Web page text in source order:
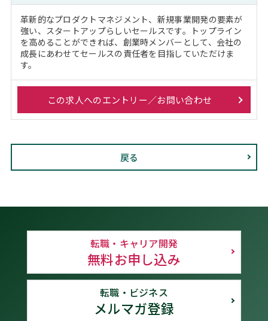
革新的なプロダクトマネジメント、新規事業開発の要素が
強い、スタートアップらしいセールスです。トップライン
を高めることができれば、創業時メンバーとして、会社の
成長にあわせてセールスの責任者を目指していただけま
す。
この求人へのエントリー／お問い合わせ
戻る
転職・キャリア開発
無料お申し込み
転職・ビジネス
メルマガ登録